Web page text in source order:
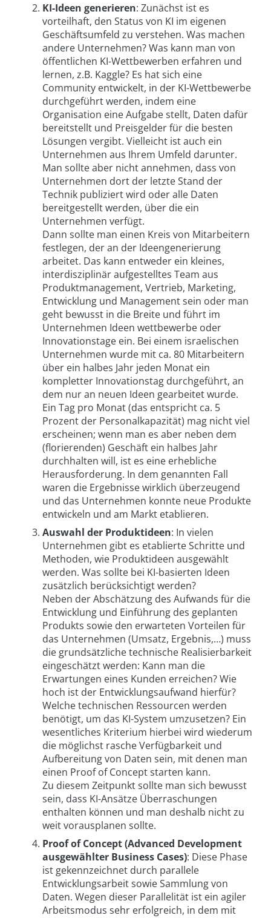
KI-Ideen generieren: Zunächst ist es
vorteilhaft, den Status von KI im eigenen
Geschäftsumfeld zu verstehen. Was machen
andere Unternehmen? Was kann man von
öffentlichen KI-Wettbewerben erfahren und
lernen, z.B. Kaggle? Es hat sich eine
Community entwickelt, in der KI-Wettbewerbe
durchgeführt werden, indem eine
Organisation eine Aufgabe stellt, Daten dafür
bereitstellt und Preisgelder für die besten
Lösungen vergibt. Vielleicht ist auch ein
Unternehmen aus Ihrem Umfeld darunter.
Man sollte aber nicht annehmen, dass von
Unternehmen dort der letzte Stand der
Technik publiziert wird oder alle Daten
bereitgestellt werden, über die ein
Unternehmen verfügt.
Dann sollte man einen Kreis von Mitarbeitern
festlegen, der an der Ideengenerierung
arbeitet. Das kann entweder ein kleines,
interdisziplinär aufgestelltes Team aus
Produktmanagement, Vertrieb, Marketing,
Entwicklung und Management sein oder man
geht bewusst in die Breite und führt im
Unternehmen Ideen wettbewerbe oder
Innovationstage ein. Bei einem israelischen
Unternehmen wurde mit ca. 80 Mitarbeitern
über ein halbes Jahr jeden Monat ein
kompletter Innovationstag durchgeführt, an
dem nur an neuen Ideen gearbeitet wurde.
Ein Tag pro Monat (das entspricht ca. 5
Prozent der Personalkapazität) mag nicht viel
erscheinen; wenn man es aber neben dem
(florierenden) Geschäft ein halbes Jahr
durchhalten will, ist es eine erhebliche
Herausforderung. In dem genannten Fall
waren die Ergebnisse wirklich überzeugend
und das Unternehmen konnte neue Produkte
entwickeln und am Markt etablieren.
Auswahl der Produktideen: In vielen
Unternehmen gibt es etablierte Schritte und
Methoden, wie Produktideen ausgewählt
werden. Was sollte bei KI-basierten Ideen
zusätzlich berücksichtigt werden?
Neben der Abschätzung des Aufwands für die
Entwicklung und Einführung des geplanten
Produkts sowie den erwarteten Vorteilen für
das Unternehmen (Umsatz, Ergebnis,…) muss
die grundsätzliche technische Realisierbarkeit
eingeschätzt werden: Kann man die
Erwartungen eines Kunden erreichen? Wie
hoch ist der Entwicklungsaufwand hierfür?
Welche technischen Ressourcen werden
benötigt, um das KI-System umzusetzen? Ein
wesentliches Kriterium hierbei wird wiederum
die möglichst rasche Verfügbarkeit und
Aufbereitung von Daten sein, mit denen man
einen Proof of Concept starten kann.
Zu diesem Zeitpunkt sollte man sich bewusst
sein, dass KI-Ansätze Überraschungen
enthalten können und man deshalb nicht zu
weit vorausplanen sollte.
Proof of Concept (Advanced Development
ausgewählter Business Cases): Diese Phase
ist gekennzeichnet durch parallele
Entwicklungsarbeit sowie Sammlung von
Daten. Wegen dieser Parallelität ist ein agiler
Arbeitsmodus sehr erfolgreich, in dem mit